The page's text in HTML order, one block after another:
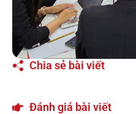
Bài viết cùng chủ đề